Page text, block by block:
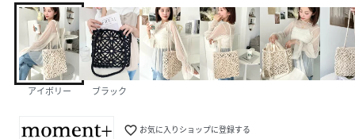
アイボリー ブラック
favorite_border お気に入りショップに登録する